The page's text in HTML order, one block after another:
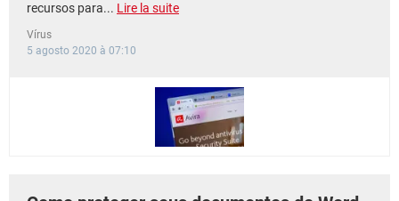
recursos para... Lire la suite
Vírus
5 agosto 2020 à 07:10